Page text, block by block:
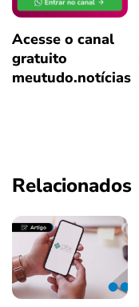
Acesse o canal
gratuito
meutudo.notícias
Relacionados